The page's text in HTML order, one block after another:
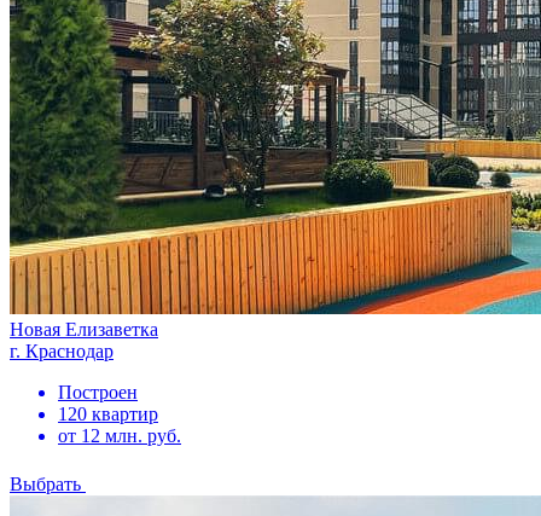
Новая Елизаветка
г. Краснодар
Построен
120 квартир
от 12 млн. руб.
Выбрать